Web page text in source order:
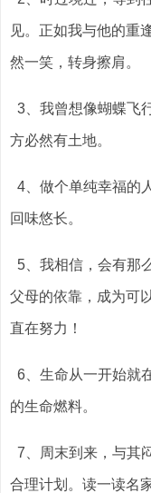
见。正如我与他的重
然一笑，转身擦肩。
3、我曾想像蝴蝶飞
方必然有土地。
4、做个单纯幸福的
回味悠长。
5、我相信，会有那
父母的依靠，成为可
直在努力！
6、生命从一开始就
的生命燃料。
7、周末到来，与其
合理计划。读一读名